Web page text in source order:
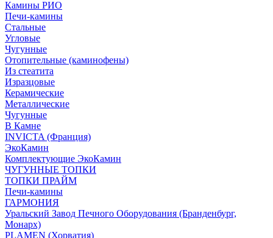
Камины РИО
Печи-камины
Стальные
Угловые
Чугунные
Отопительные (каминофены)
Из стеатита
Изразцовые
Керамические
Металлические
Чугунные
В Камне
INVICTA (Франция)
ЭкоКамин
Комплектующие ЭкоКамин
ЧУГУННЫЕ ТОПКИ
ТОПКИ ПРАЙМ
Печи-камины
ГАРМОНИЯ
Уральский Завод Печного Оборудования (Бранденбург,
Монарх)
PLAMEN (Хорватия)